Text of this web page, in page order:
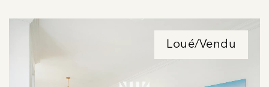
Loué/Vendu